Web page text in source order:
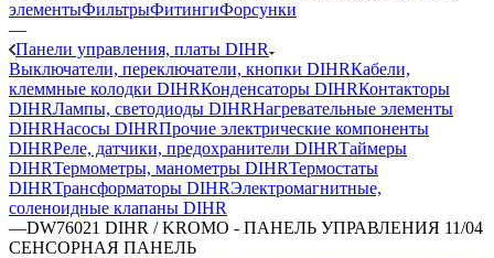
элементыФильтрыФитингиФорсунки
—
Панели управления, платы DIHR
Выключатели, переключатели, кнопки DIHRКабели,
клеммные колодки DIHRКонденсаторы DIHRКонтакторы
DIHRЛампы, светодиоды DIHRНагревательные элементы
DIHRНасосы DIHRПрочие электрические компоненты
DIHRРеле, датчики, предохранители DIHRТаймеры
DIHRТермометры, манометры DIHRТермостаты
DIHRТрансформаторы DIHRЭлектромагнитные,
соленоидные клапаны DIHR
—DW76021 DIHR / KROMO - ПАНЕЛЬ УПРАВЛЕНИЯ 11/04
СЕНСОРНАЯ ПАНЕЛЬ